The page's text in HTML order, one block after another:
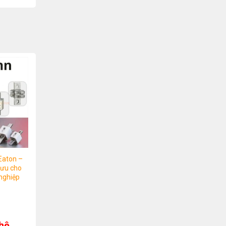
–
cho